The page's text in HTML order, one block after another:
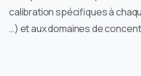
calibration spécifiques à
…) et aux domaines de